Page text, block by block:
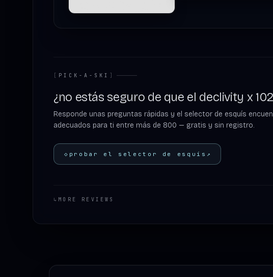
[ PICK-A-SKI ]
¿no estás seguro de que el declivity x
Responde unas preguntas rápidas y el selector de esquís
adecuados para ti entre más de 800 — gratis y sin registro.
◇ probar el selector de esquís ↗
↳ MORE REVIEWS
Footer